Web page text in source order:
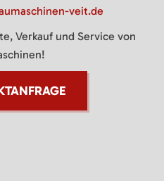
veit.de
Verkauf und Service von